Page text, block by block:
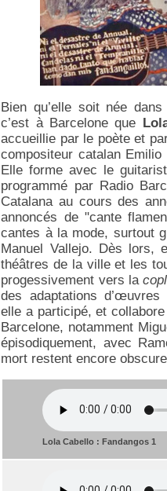
Bien qu’elle soit née
c’est à Barcelone que
accueillie par le poète et
compositeur catalan
Elle forme avec le
programmé par Radio
Catalana au cours des
annoncés de "cante
cantes à la mode, surtout
Manuel Vallejo. Dès lors,
théâtres de la ville et les
progessivement vers la
des adaptations
elle a participé, et
Barcelone, notamment
épisodiquement, avec
mort restent encore
Lola Cabello : Fandangos 1